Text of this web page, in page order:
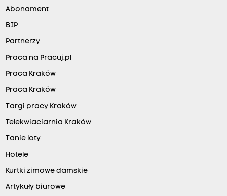
Abonament
BIP
Partnerzy
Praca na Pracuj.pl
Praca Kraków
Praca Kraków
Targi pracy Kraków
Telekwiaciarnia Kraków
Tanie loty
Hotele
Kurtki zimowe damskie
Artykuły biurowe